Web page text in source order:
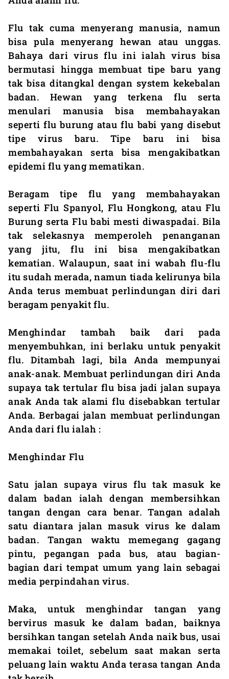
Flu tak cuma menyerang manusia, namun
bisa pula menyerang hewan atau unggas.
Bahaya dari virus flu ini ialah virus bisa
bermutasi hingga membuat tipe baru yang
tak bisa ditangkal dengan system kekebalan
badan. Hewan yang terkena flu serta
menulari manusia bisa membahayakan
seperti flu burung atau flu babi yang disebut
tipe virus baru. Tipe baru ini bisa
membahayakan serta bisa mengakibatkan
epidemi flu yang mematikan.
Beragam tipe flu yang membahayakan
seperti Flu Spanyol, Flu Hongkong, atau Flu
Burung serta Flu babi mesti diwaspadai. Bila
tak selekasnya memperoleh penanganan
yang jitu, flu ini bisa mengakibatkan
kematian. Walaupun, saat ini wabah flu-flu
itu sudah merada, namun tiada kelirunya bila
Anda terus membuat perlindungan diri dari
beragam penyakit flu.
Menghindar tambah baik dari pada
menyembuhkan, ini berlaku untuk penyakit
flu. Ditambah lagi, bila Anda mempunyai
anak-anak. Membuat perlindungan diri Anda
supaya tak tertular flu bisa jadi jalan supaya
anak Anda tak alami flu disebabkan tertular
Anda. Berbagai jalan membuat perlindungan
Anda dari flu ialah :
Menghindar Flu
Satu jalan supaya virus flu tak masuk ke
dalam badan ialah dengan membersihkan
tangan dengan cara benar. Tangan adalah
satu diantara jalan masuk virus ke dalam
badan. Tangan waktu memegang gagang
pintu, pegangan pada bus, atau bagian-
bagian dari tempat umum yang lain sebagai
media perpindahan virus.
Maka, untuk menghindar tangan yang
bervirus masuk ke dalam badan, baiknya
bersihkan tangan setelah Anda naik bus, usai
memakai toilet, sebelum saat makan serta
peluang lain waktu Anda terasa tangan Anda